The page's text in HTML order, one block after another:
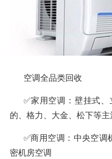
空调全品类回收
✅家用空调：壁挂式
的、格力、大金、松下等
✅商用空调：中央空
密机房空调